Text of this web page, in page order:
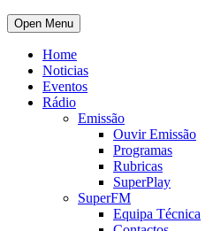
Open Menu
Home
Noticias
Eventos
Rádio
Emissão
Ouvir Emissão
Programas
Rubricas
SuperPlay
SuperFM
Equipa Técnica